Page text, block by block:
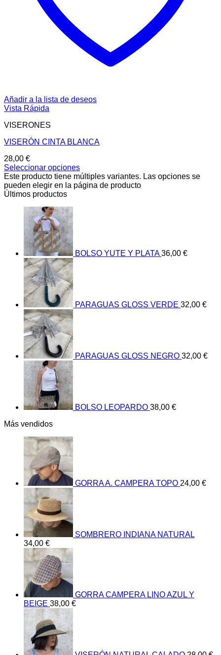
Añadir a la lista de deseos
Vista Rápida
VISERONES
VISERÓN CINTA BLANCA
28,00 €
Seleccionar opciones
Este producto tiene múltiples variantes. Las opciones se
pueden elegir en la página de producto
Últimos productos
BOLSO YUTE Y PLATA 36,00 €
PARAGUAS GLOSS VERDE 32,00 €
PARAGUAS GLOSS NEGRO 32,00 €
BOLSO LEOPARDO 38,00 €
Más vendidos
GORRA A. CAMPERA TOPO 24,00 €
SOMBRERO INDIANA NATURAL
34,00 €
GORRA CAMPERA LINO AZUL Y
BEIGE 38,00 €